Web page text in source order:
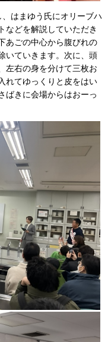
はまゆう氏にオリーブハ
などを解説していただき
あごの中心から腹びれの
いていきます。次に、頭
左右の身を分けて三枚お
れてゆっくりと皮をはい
ばきに会場からはおーっ